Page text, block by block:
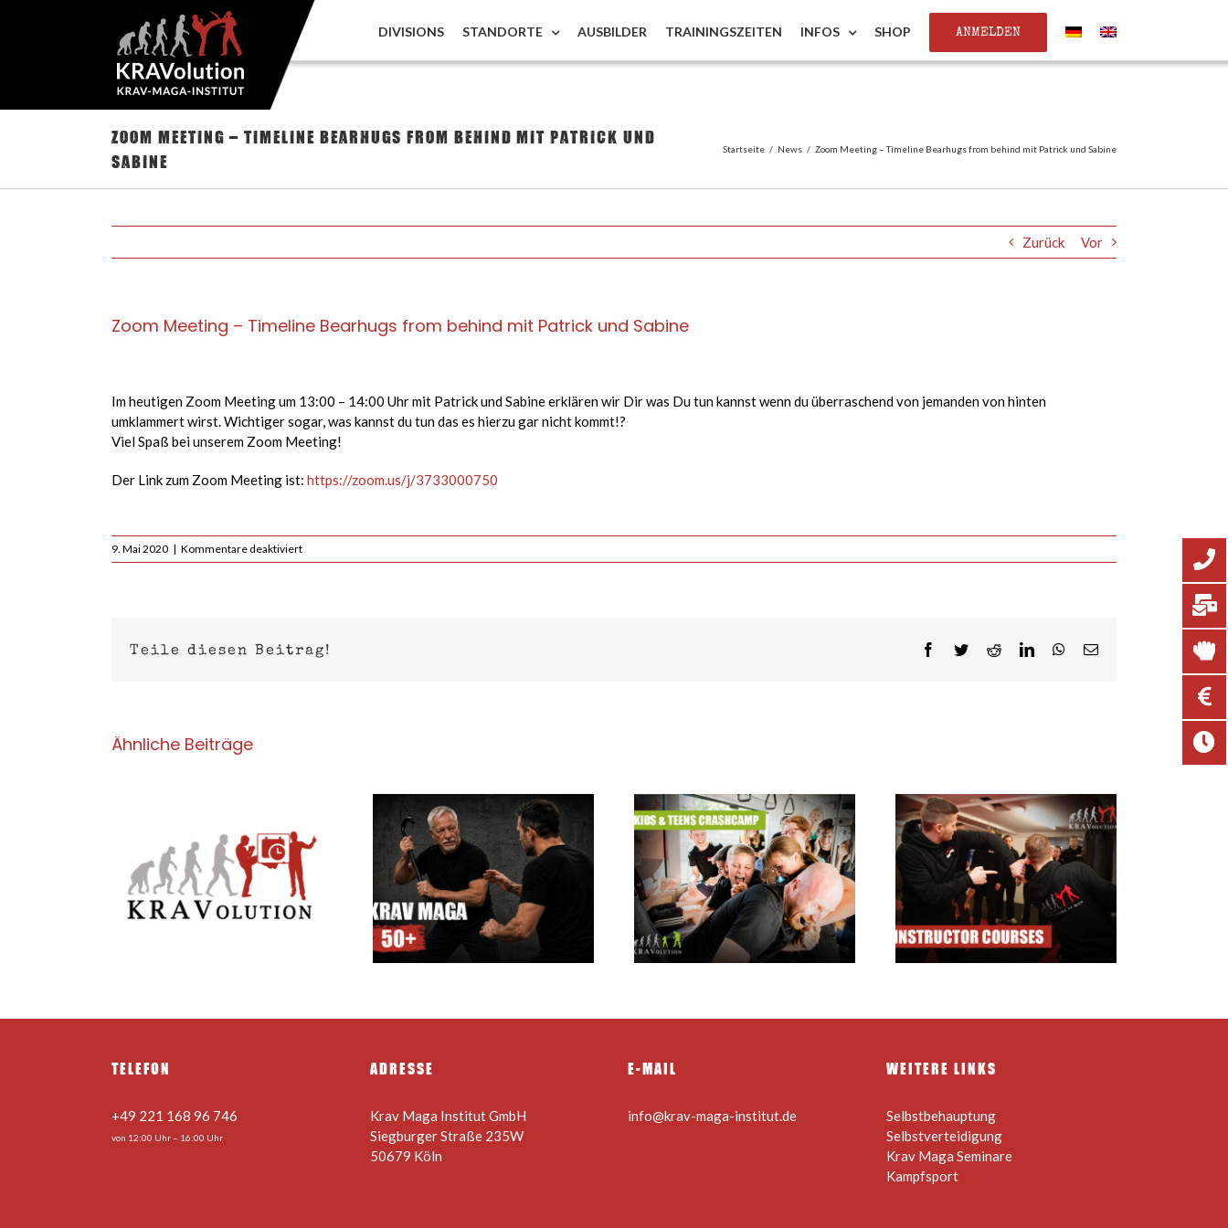
DIVISIONS STANDORTE AUSBILDER TRAININGSZEITEN INFOS SHOP ANMELDEN
Zoom Meeting – Timeline Bearhugs from behind mit Patrick und
Sabine
Startseite / News / Zoom Meeting – Timeline Bearhugs from behind mit Patrick und Sabine
Zurück Vor
Zoom Meeting – Timeline Bearhugs from behind mit Patrick und Sabine
Im heutigen Zoom Meeting um 13:00 – 14:00 Uhr mit Patrick und Sabine erklären wir Dir was Du tun kannst wenn du überraschend von jemanden von hinten
umklammert wirst. Wichtiger sogar, was kannst du tun das es hierzu gar nicht kommt!?
Viel Spaß bei unserem Zoom Meeting!
Der Link zum Zoom Meeting ist: https://zoom.us/j/3733000750
9. Mai 2020 | Kommentare deaktiviertfür
Zoom
from
Teile diesen Beitrag! Facebook
TwitterRedditLinkedInWhatsApp
E-
Ähnliche Beiträge
Krav Maga 50+ –
Sicherheit kennt kein
Alter – 22.08.2026
Krav Maga
Sommerferien Camp für
Kids & Teens 24.08. –
28.08.2026
Instructor Courses
TELEFON
+49 221 168 96 746
von 12:00 Uhr – 16:00 Uhr
ADRESSE
Krav Maga Institut GmbH
Siegburger Straße 235W
50679 Köln
E-MAIL
info@krav-maga-institut.de
WEITERE LINKS
Selbstbehauptung
Selbstverteidigung
Krav Maga Seminare
Kampfsport